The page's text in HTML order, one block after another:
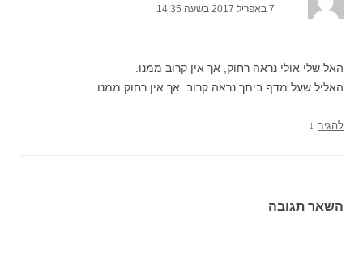
7 באפריל 2017 בשעה 14:35
האל שלי אולי נראה רחוק, אך אין קרוב ממנו.
האליל שעל מדף ביתך נראה קרוב. אך אין רחוק ממנו:
להגיב ↓
השאר תגובה